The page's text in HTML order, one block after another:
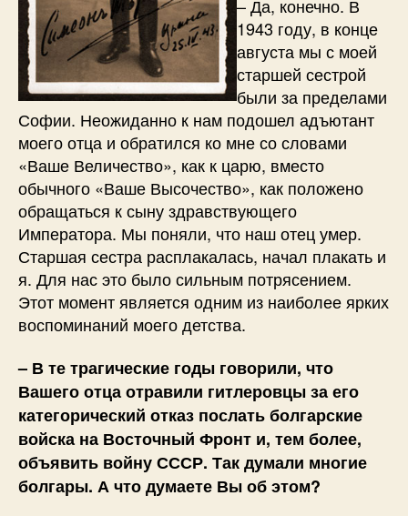
– Да, конечно. В
1943 году, в конце
августа мы с моей
старшей сестрой
были за пределами
Софии. Неожиданно к нам подошел адъютант
моего отца и обратился ко мне со словами
«Ваше Величество», как к царю, вместо
обычного «Ваше Высочество», как положено
обращаться к сыну здравствующего
Императора. Мы поняли, что наш отец умер.
Старшая сестра расплакалась, начал плакать и
я. Для нас это было сильным потрясением.
Этот момент является одним из наиболее ярких
воспоминаний моего детства.
– В те трагические годы говорили, что
Вашего отца отравили гитлеровцы за его
категорический отказ послать болгарские
войска на Восточный Фронт и, тем более,
объявить войну СССР. Так думали многие
болгары. А что думаете Вы об этом?